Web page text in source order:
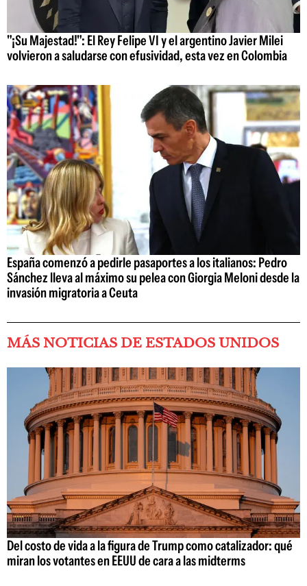
"¡Su Majestad!": El Rey Felipe VI y el argentino Javier Milei
volvieron a saludarse con efusividad, esta vez en Colombia
España comenzó a pedirle pasaportes a los italianos: Pedro
Sánchez lleva al máximo su pelea con Giorgia Meloni desde la
invasión migratoria a Ceuta
MÁS NOTICIAS DE ESTADOS UNIDOS
Del costo de vida a la figura de Trump como catalizador: qué
miran los votantes en EEUU de cara a las midterms